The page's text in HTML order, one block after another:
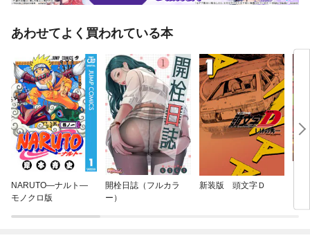
あわせてよく買われている本
NARUTO—ナルト—
モノクロ版
開栓日誌（フルカラ
ー）
新装版 頭文字Ｄ